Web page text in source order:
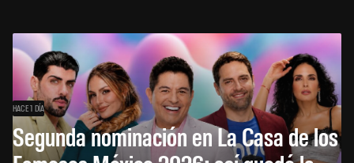
HACE 1 DÍA
Segunda nominación en La Casa de los